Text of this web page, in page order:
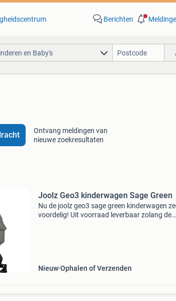
Berichten
en Baby's
Ontvang meldingen van
nieuwe zoekresultaten
Joolz Geo3 kinderwagen Sage Green
Nu de joolz geo3 sage green kinderwagen
voordelig! Uit voorraad leverbaar zolang de
Nieuw Ophalen of Verzenden